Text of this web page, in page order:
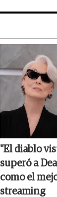
"El diablo
superó a
como el
streaming